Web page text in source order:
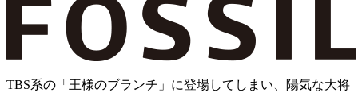
TBS系の「王様のブランチ」に登場してしまい、陽気な大将